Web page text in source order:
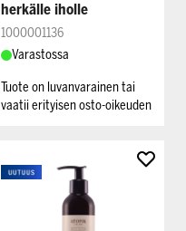
herkälle iholle
1000001136
Varastossa
Tuote on luvanvarainen tai
vaatii erityisen osto-oikeuden